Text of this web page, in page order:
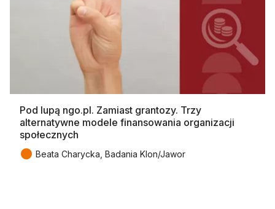
Pod lupą ngo.pl. Zamiast grantozy. Trzy
alternatywne modele finansowania organizacji
społecznych
● Beata Charycka, Badania Klon/Jawor